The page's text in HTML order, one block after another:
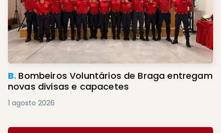
B. Bombeiros Voluntários de Braga entregam
novas divisas e capacetes
1 agosto 2026